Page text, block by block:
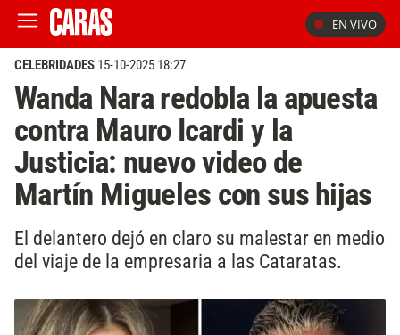
EN VIVO
CELEBRIDADES 15-10-2025 18:27
Wanda Nara redobla la apuesta
contra Mauro Icardi y la
Justicia: nuevo video de
Martín Migueles con sus hijas
El delantero dejó en claro su malestar en medio
del viaje de la empresaria a las Cataratas.